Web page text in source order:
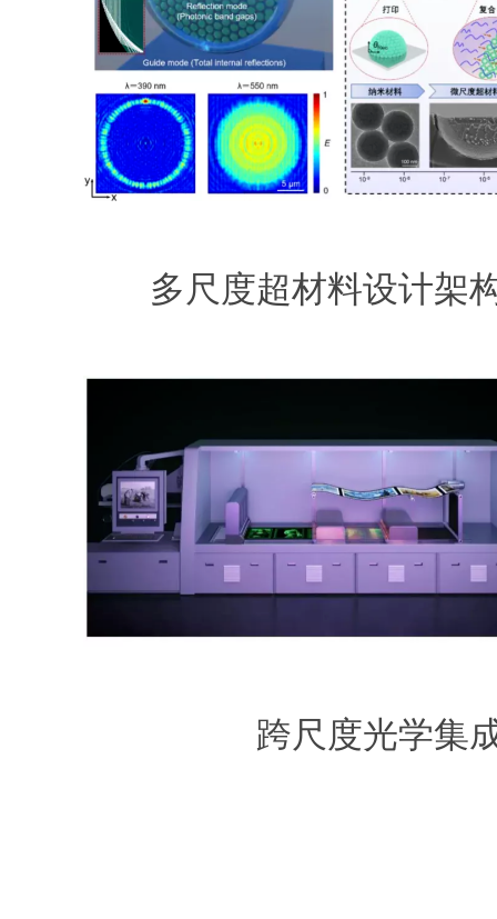
多尺度超材料设计架
跨尺度光学集